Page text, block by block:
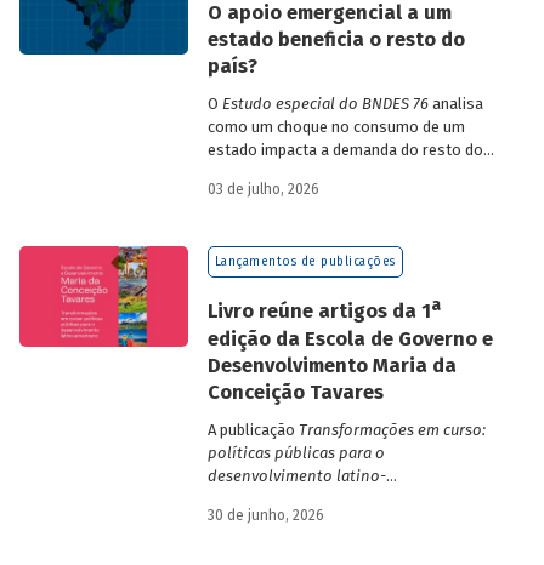
O apoio emergencial a um
estado beneficia o resto do
país?
O Estudo especial do BNDES 76analisa
como um choque no consumo de um
estado impacta a demanda do resto do
Grande do Sul.
03 de julho, 2026
Lançamentos de publicações
Livro reúne artigos da 1a
edição da Escola de Governo e
Desenvolvimento Maria da
Conceição Tavares
A publicação Transformações em curso:
políticas públicas para o
desenvolvimento latino-
da Escola de Governo e Desenvolvimento
30 de junho, 2026